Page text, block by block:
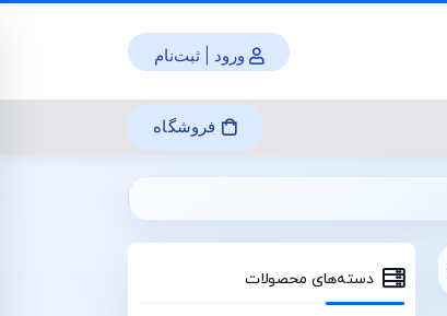
ورود | ثبت‌نام
فروشگاه
دسته‌های محصولات